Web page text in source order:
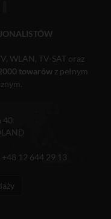
WLAN, TV-SAT oraz
towarówz pełnym
40
+48 12 644 29 13